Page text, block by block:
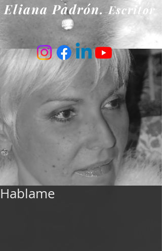
Eliana Padrón.Escritor
Hablame